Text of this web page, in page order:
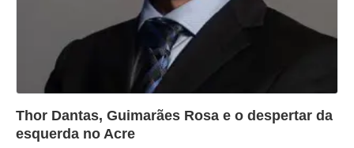
?>
Thor Dantas, Guimarães Rosa e o despertar da
esquerda no Acre